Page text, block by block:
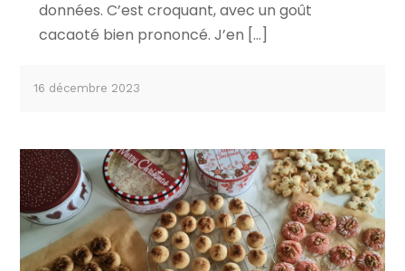
données. C’est croquant, avec un goût
cacaoté bien prononcé. J’en […]
16 décembre 2023